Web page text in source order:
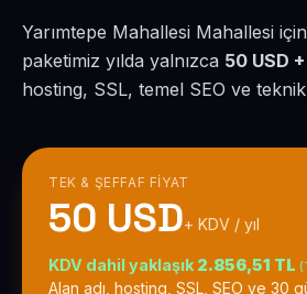
Yarımtepe Mahallesi Mahallesi
paketimiz yılda yalnızca 50 USD
hosting, SSL, temel SEO ve
TEK & ŞEFFAF FIYAT
50 USD+ KDV / yıl
KDV dahil yaklaşık 2.856,51 TL
Alan adı, hosting, SSL, SEO ve 30